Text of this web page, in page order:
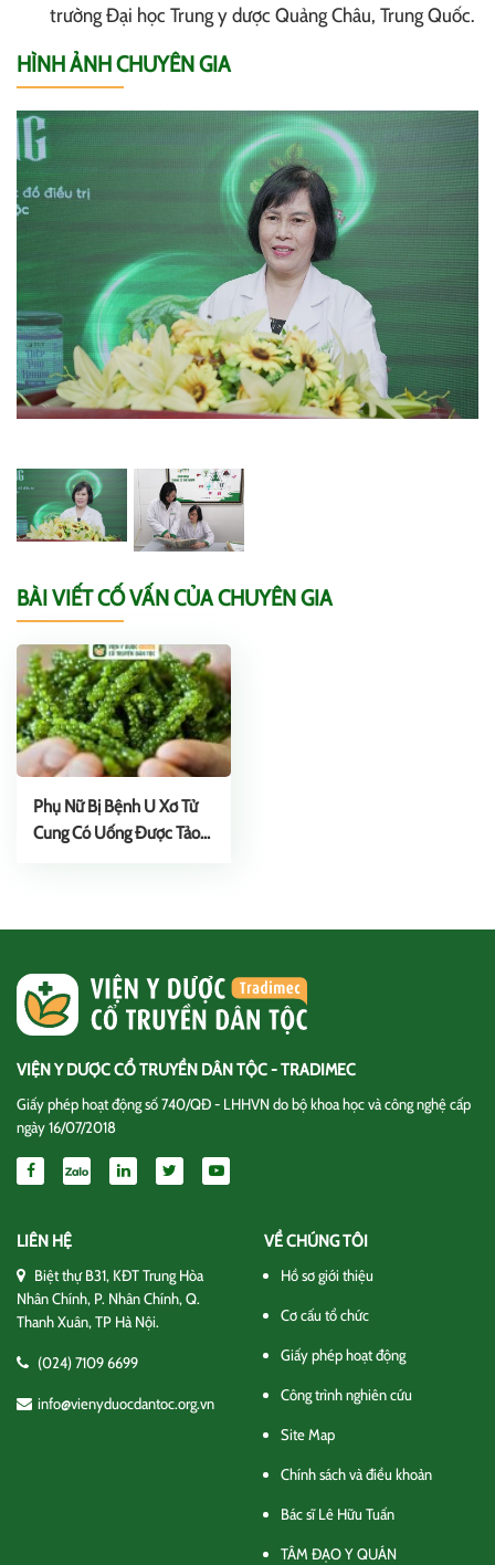
trường Đại học Trung y dược Quảng Châu, Trung Quốc.
HÌNH ẢNH CHUYÊN GIA
BÀI VIẾT CỐ VẤN CỦA CHUYÊN GIA
Phụ Nữ Bị Bệnh U Xơ Tử
Cung Có Uống Được Tảo
VIỆN Y DƯỢC CỔ TRUYỀN DÂN TỘC - TRADIMEC
Giấy phép hoạt động số 740/QĐ - LHHVN do bộ khoa học và công nghệ cấp
ngày 16/07/2018
LIÊN HỆ
Biệt thự B31, KĐT Trung Hòa
Nhân Chính, P. Nhân Chính, Q.
Thanh Xuân, TP Hà Nội.
(024) 7109 6699
info@vienyduocdantoc.org.vn
VỀ CHÚNG TÔI
Hồ sơ giới thiệu
Cơ cấu tổ chức
Giấy phép hoạt động
Công trình nghiên cứu
Site Map
Chính sách và điều khoản
Bác sĩ Lê Hữu Tuấn
TÂM ĐẠO Y QUÁN